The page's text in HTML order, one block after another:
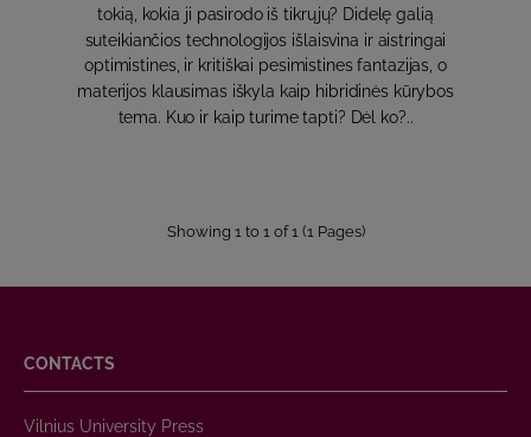
tokią, kokia ji pasirodo iš tikrųjų? Didelę galią
suteikiančios technologijos išlaisvina ir aistringai
optimistines, ir kritiškai pesimistines fantazijas, o
materijos klausimas iškyla kaip hibridinės kūrybos
tema. Kuo ir kaip turime tapti? Dėl ko?..
Showing 1 to 1 of 1 (1 Pages)
CONTACTS
Vilnius University Press